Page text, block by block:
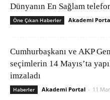
Dünyanın En Sağlam
Öne Çıkan Haberler Akademi
Cumhurbaşkanı ve AKP
seçimlerin 14 Mayıs’ta
imzaladı
Haberler Akademi Portal - 11